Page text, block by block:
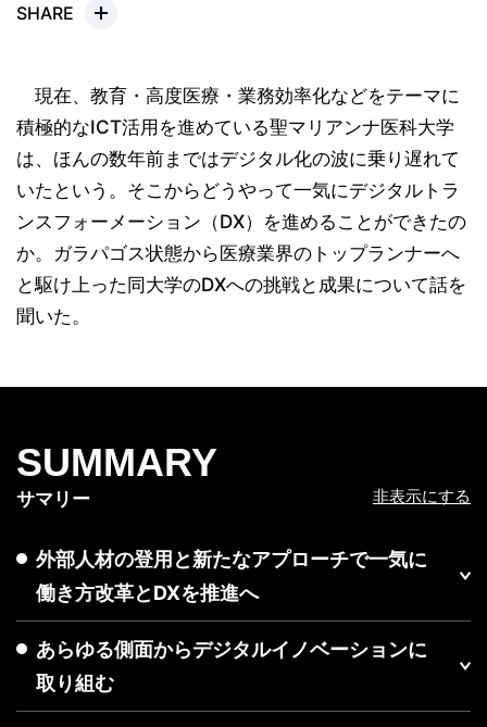
SHARE
現在、教育・高度医療・業務効率化などをテーマに
積極的なICT活用を進めている聖マリアンナ医科大学
は、ほんの数年前まではデジタル化の波に乗り遅れて
いたという。そこからどうやって一気にデジタルトラ
ンスフォーメーション（DX）を進めることができたの
か。ガラパゴス状態から医療業界のトップランナーへ
と駆け上った同大学のDXへの挑戦と成果について話を
聞いた。
SUMMARY
サマリー 非表示にする
外部人材の登用と新たなアプローチで一気に
働き方改革とDXを推進へ
あらゆる側面からデジタルイノベーションに
取り組む